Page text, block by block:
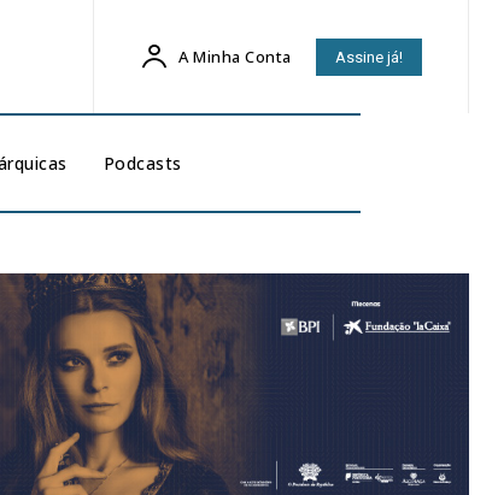
A Minha Conta Assine já!
Podcasts